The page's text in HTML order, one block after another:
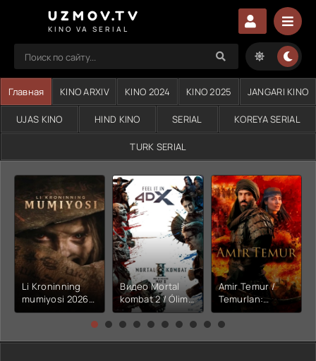
UZMOV.TV
KINO VA SERIAL
Главная KINO ARXIV KINO 2024 KINO 2025 JANGARI KINO
UJAS KINO HIND KINO SERIAL KOREYA SERIAL
TURK SERIAL
Li Kroninning
mumiyosi 2026
(uzbek tilida
kino) tarjima HD
Видео Mortal
kombat 2 / Ólim
jangi 2 (2026)
Uzbek tilida
Amir Temur /
Temurlan:
Fathchining
yuksalishi